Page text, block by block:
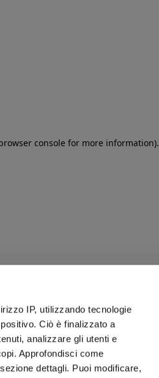
IP, utilizzando tecnologie
Ciò è finalizzato a
analizzare gli utenti e
Approfondisci come
dettagli. Puoi modificare,
console for more information).